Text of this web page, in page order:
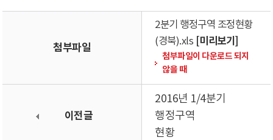
첨부파일
2분기 행정구역 조정현황
(경북).xls [미리보기]
첨부파일이 다운로드 되지
않을 때
이전글
2016년 1/4분기
행정구역
현황